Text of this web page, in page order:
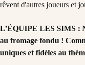
rêvent d'autres joueurs et
L’ÉQUIPE LES SIMS :
au fromage fondu !
uniques et fidèles au